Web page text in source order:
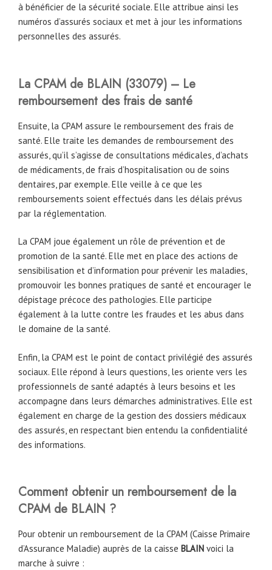
à bénéficier de la sécurité sociale. Elle attribue ainsi les
numéros d’assurés sociaux et met à jour les informations
personnelles des assurés.
La CPAM de BLAIN (33079) – Le
remboursement des frais de santé
Ensuite, la CPAM assure le remboursement des frais de
santé. Elle traite les demandes de remboursement des
assurés, qu’il s’agisse de consultations médicales, d’achats
de médicaments, de frais d’hospitalisation ou de soins
dentaires, par exemple. Elle veille à ce que les
remboursements soient effectués dans les délais prévus
par la réglementation.
La CPAM joue également un rôle de prévention et de
promotion de la santé. Elle met en place des actions de
sensibilisation et d’information pour prévenir les maladies,
promouvoir les bonnes pratiques de santé et encourager le
dépistage précoce des pathologies. Elle participe
également à la lutte contre les fraudes et les abus dans
le domaine de la santé.
Enfin, la CPAM est le point de contact privilégié des assurés
sociaux. Elle répond à leurs questions, les oriente vers les
professionnels de santé adaptés à leurs besoins et les
accompagne dans leurs démarches administratives. Elle est
également en charge de la gestion des dossiers médicaux
des assurés, en respectant bien entendu la confidentialité
des informations.
Comment obtenir un remboursement de la
CPAM de BLAIN ?
Pour obtenir un remboursement de la CPAM (Caisse Primaire
d’Assurance Maladie) auprès de la caisse BLAIN voici la
marche à suivre :